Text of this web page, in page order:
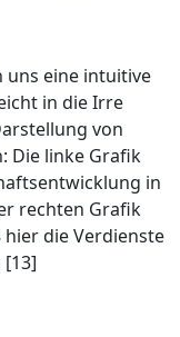
uns eine intuitive
in die Irre
von
Die linke Grafik
in
rechten Grafik
hier die Verdienste